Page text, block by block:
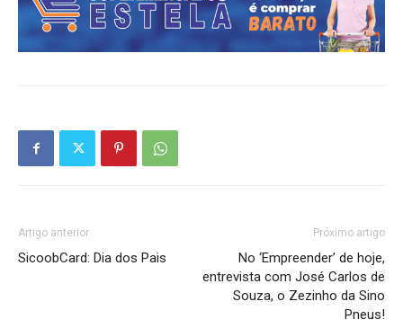
Artigo anterior
SicoobCard: Dia dos Pais
Próximo artigo
No ‘Empreender’ de hoje,
entrevista com José Carlos de
Souza, o Zezinho da Sino
Pneus!